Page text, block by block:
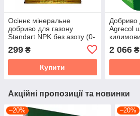
Осіннє мінеральне
добриво для газону
Standart NPK без азоту (0-
299 ₴
Купити
Добриво
Agrecol
2 066₴
Акційні пропозиції та новинки
–20% –20%